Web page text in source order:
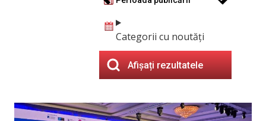
Categorii cu noutăți
Afișați rezultatele